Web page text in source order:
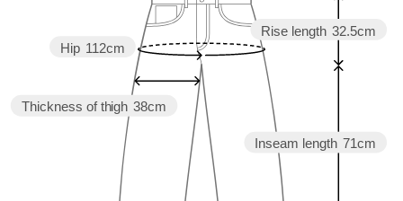
Inseam length 71cm
Rise length 32.5cm
Thickness of thigh 38cm
Hip 112cm